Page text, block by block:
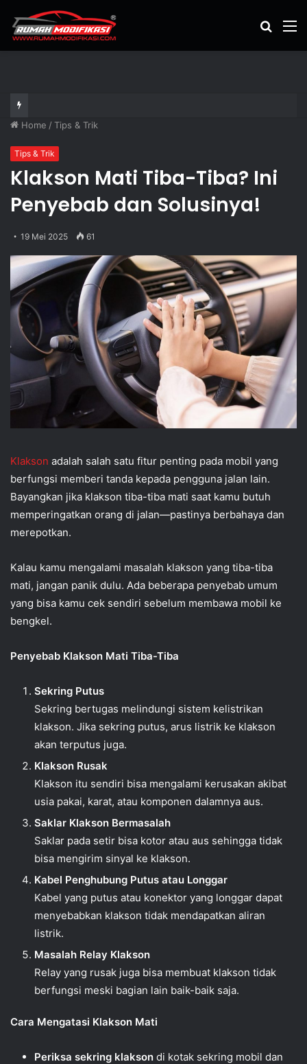
Cari
Home / Tips & Trik
Tips & Trik
Klakson Mati Tiba-Tiba? Ini
Penyebab dan Solusinya!
19 Mei 2025 61
Klakson adalah salah satu fitur penting pada mobil yang
berfungsi memberi tanda kepada pengguna jalan lain.
Bayangkan jika klakson tiba-tiba mati saat kamu butuh
memperingatkan orang di jalan—pastinya berbahaya dan
merepotkan.
Kalau kamu mengalami masalah klakson yang tiba-tiba
mati, jangan panik dulu. Ada beberapa penyebab umum
yang bisa kamu cek sendiri sebelum membawa mobil ke
bengkel.
Penyebab Klakson Mati Tiba-Tiba
Sekring Putus
Sekring bertugas melindungi sistem kelistrikan
klakson. Jika sekring putus, arus listrik ke klakson
akan terputus juga.
Klakson Rusak
Klakson itu sendiri bisa mengalami kerusakan akibat
usia pakai, karat, atau komponen dalamnya aus.
Saklar Klakson Bermasalah
Saklar pada setir bisa kotor atau aus sehingga tidak
bisa mengirim sinyal ke klakson.
Kabel Penghubung Putus atau Longgar
Kabel yang putus atau konektor yang longgar dapat
menyebabkan klakson tidak mendapatkan aliran
listrik.
Masalah Relay Klakson
Relay yang rusak juga bisa membuat klakson tidak
berfungsi meski bagian lain baik-baik saja.
Cara Mengatasi Klakson Mati
Periksa sekring klakson di kotak sekring mobil dan